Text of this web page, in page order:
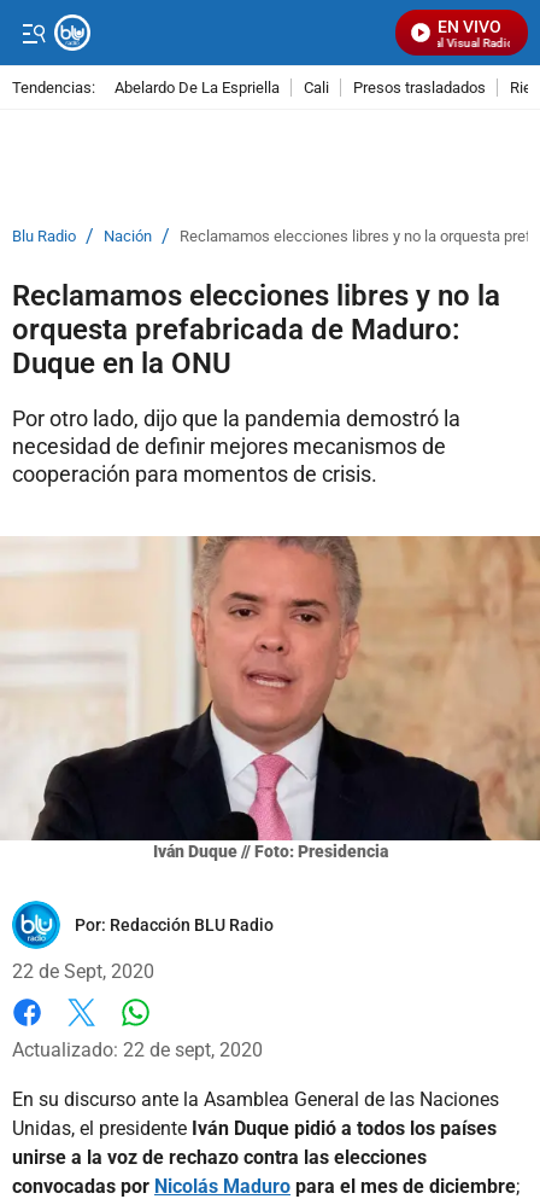
EN VIVO
Señal Visual Radio
Tendencias: Abelardo De La Espriella Cali Presos trasladados
Blu Radio / Nación / Reclamamos elecciones libres y no la orquesta
Reclamamos elecciones libres y no la
orquesta prefabricada de Maduro:
Duque en la ONU
Por otro lado, dijo que la pandemia demostró la
necesidad de definir mejores mecanismos de
cooperación para momentos de crisis.
Iván Duque // Foto: Presidencia
Por: Redacción BLU Radio
22 de Sept, 2020
Facebook
X
Actualizado: 22 de sept, 2020
En su discurso ante la Asamblea General de las Naciones
Unidas, el presidente Iván Duque pidió a todos los países
unirse a la voz de rechazo contra las elecciones
convocadas por Nicolás Maduro para el mes de diciembre;